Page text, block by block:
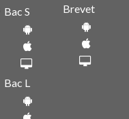
Bac S
Bac L
Brevet